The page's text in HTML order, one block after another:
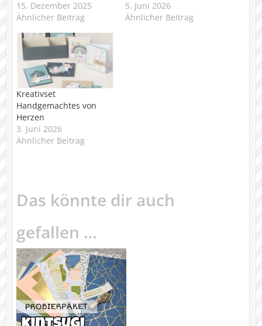
15. Dezember 2025
Ähnlicher Beitrag
5. Juni 2026
Ähnlicher Beitrag
Kreativset
Handgemachtes von
Herzen
3. Juni 2026
Ähnlicher Beitrag
Das könnte dir auch
gefallen …